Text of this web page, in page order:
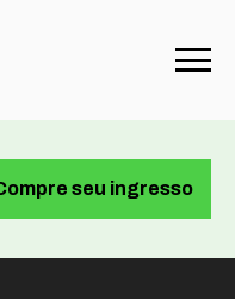
seu ingresso